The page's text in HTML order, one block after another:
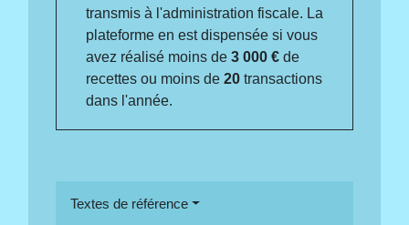
transmis à l'administration fiscale. La
plateforme en est dispensée si vous
avez réalisé moins de3 000 € de
recettes ou moins de20 transactions
dans l'année.
Textes de référence